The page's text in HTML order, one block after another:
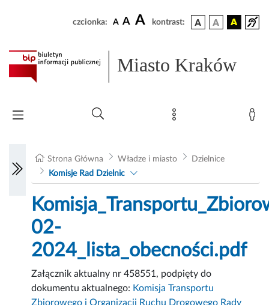
czcionka: A A A kontrast:
Miasto Kraków
Strona Główna Władze i miasto
Dzielnice
Komisje Rad Dzielnic
02-
2024_lista_obecności.pdf
Załącznik aktualny nr 458551, podpięty do
dokumentu aktualnego: Komisja Transportu
Zbiorowego i Organizacji Ruchu Drogowego Rady